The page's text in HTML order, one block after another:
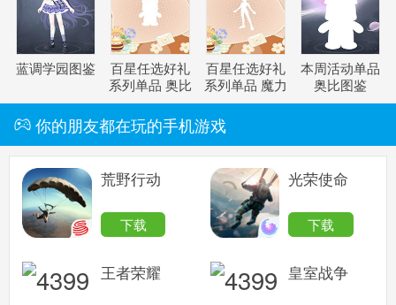
蓝调学园图鉴
百星任选好礼
系列单品 奥比
图鉴
百星任选好礼
系列单品 魔力
图鉴
本周活动单品
奥比图鉴
你的朋友都在玩的手机游戏
荒野行动
下载
光荣使命
下载
王者荣耀 皇室战争